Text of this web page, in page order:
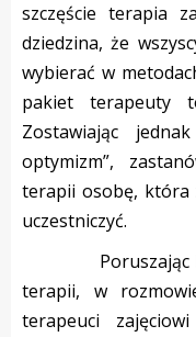
szczęście terapia
dziedzina, że
wybierać w
pakiet terapeuty
Zostawiając
optymizm”,
terapii osobę, która
uczestniczyć.
Poruszając
terapii, w
terapeuci